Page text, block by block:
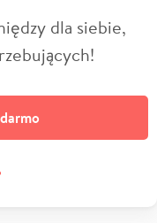
dla siebie,